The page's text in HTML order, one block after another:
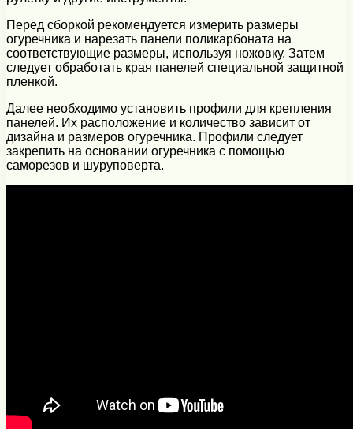
Перед сборкой рекомендуется измерить размеры
огуречника и нарезать панели поликарбоната на
соответствующие размеры, используя ножовку. Затем
следует обработать края панелей специальной защитной
пленкой.
Далее необходимо установить профили для крепления
панелей. Их расположение и количество зависит от
дизайна и размеров огуречника. Профили следует
закрепить на основании огуречника с помощью
саморезов и шуруповерта.